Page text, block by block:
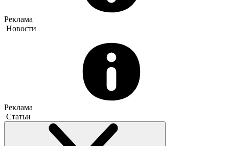
Реклама
Новости
Реклама
Статьи